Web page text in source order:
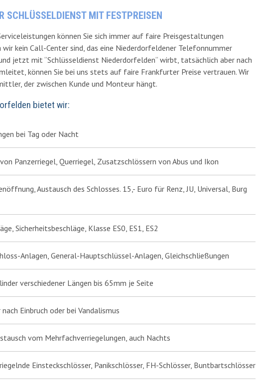
SCHLÜSSELDIENST MIT FESTPREISEN
können Sie sich immer auf faire Preisgestaltungen
wir kein Call-Center sind, das eine Niederdorfeldener Telefonnummer
jetzt mit “Schlüsseldienst Niederdorfelden“ wirbt, tatsächlich aber nach
können Sie bei uns stets auf faire Frankfurter Preise vertrauen. Wir
der zwischen Kunde und Monteur hängt.
bietet wir:
bei Tag oder Nacht
Panzerriegel, Querriegel, Zusatzschlössern von Abus und Ikon
Austausch des Schlosses. 15,- Euro für Renz, JU, Universal, Burg
Sicherheitsbeschläge, Klasse ES0, ES1, ES2
Anlagen, General-Hauptschlüssel-Anlagen, Gleichschließungen
verschiedener Längen bis 65mm je Seite
Einbruch oder bei Vandalismus
vom Mehrfachverriegelungen, auch Nachts
Einsteckschlösser, Panikschlösser, FH-Schlösser, Buntbartschlösser